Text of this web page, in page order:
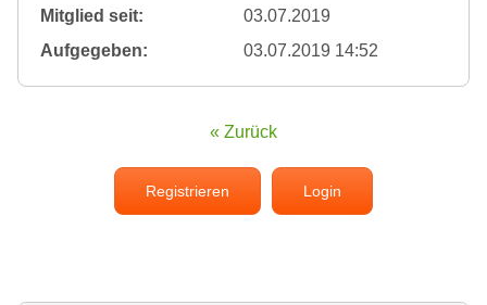
Mitglied seit:
03.07.2019
Aufgegeben:
03.07.2019 14:52
« Zurück
Registrieren Login